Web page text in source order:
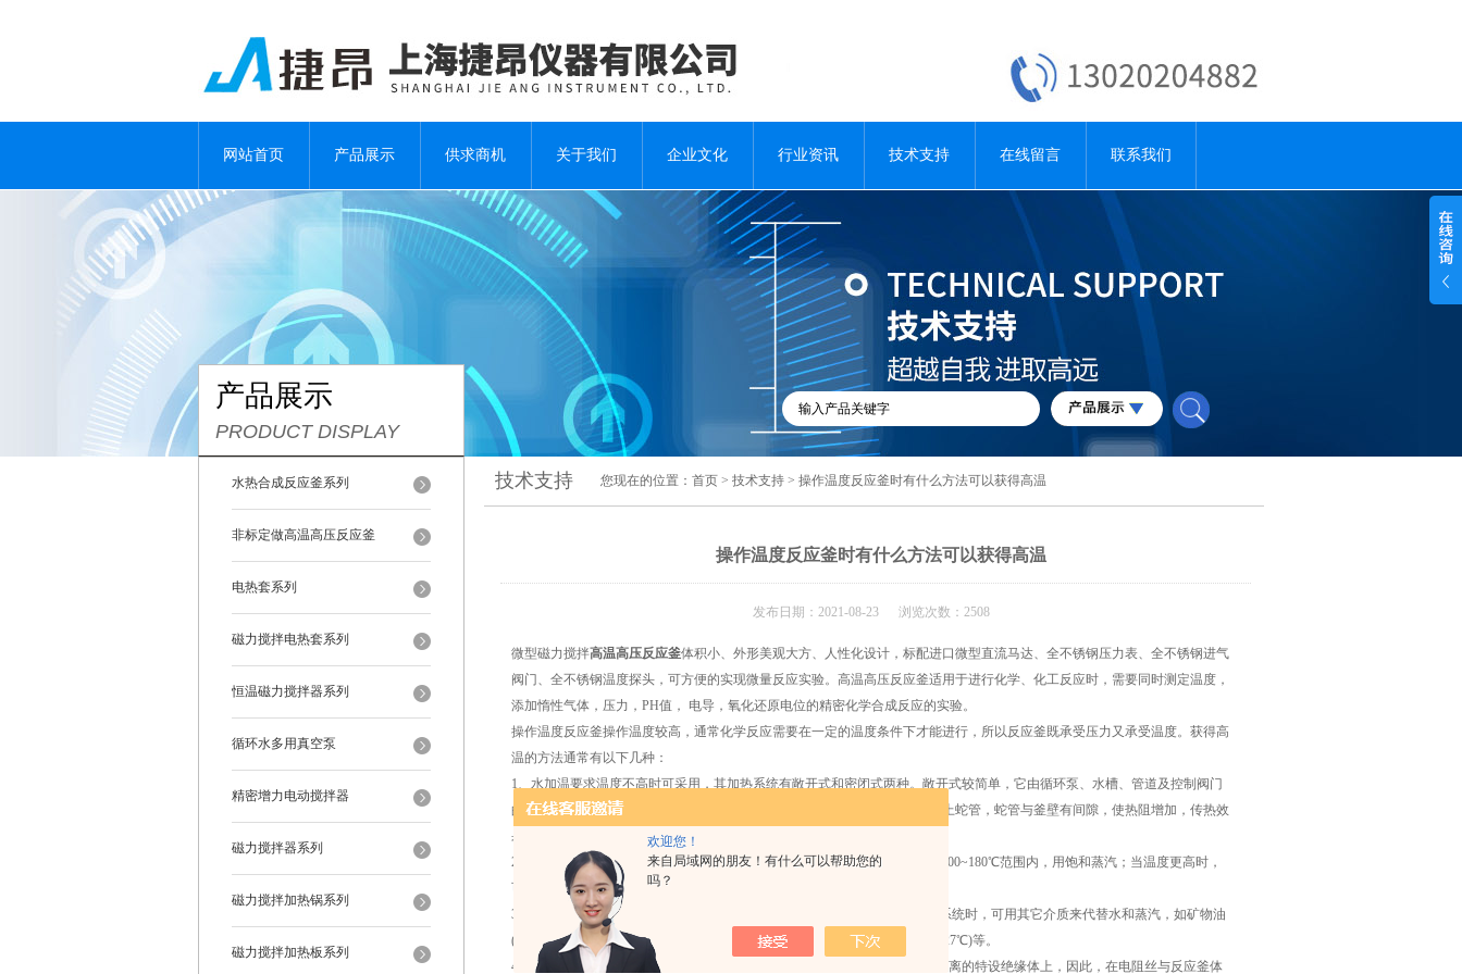
欢迎您！
来自局域网的朋友！有什么可以帮助您的
吗？
网站首页 产品展示 供求商机 关于我们 企业文化 行业资讯 技术支持 在线留言 联系我们
产品展示
PRODUCT DISPLAY
水热合成反应釜系列
非标定做高温高压反应釜
电热套系列
磁力搅拌电热套系列
恒温磁力搅拌器系列
循环水多用真空泵
精密增力电动搅拌器
磁力搅拌器系列
磁力搅拌加热锅系列
磁力搅拌加热板系列
技术支持 您现在的位置： 首页 > 技术支持 > 操作温度反应釜时有什么方法可以获得高温
操作温度反应釜时有什么方法可以获得高温
发布日期：2021-08-23 浏览次数：2508
微型磁力搅拌高温高压反应釜体积小、外形美观大方、人性化设计，标配进口微型直流马达、全不锈钢压力表、全不锈钢进气
阀门、全不锈钢温度探头，可方便的实现微量反应实验。高温高压反应釜适用于进行化学、化工反应时，需要同时测定温度，
添加惰性气体，压力，PH值， 电导，氧化还原电位的精密化学合成反应的实验。
操作温度反应釜操作温度较高，通常化学反应需要在一定的温度条件下才能进行，所以反应釜既承受压力又承受温度。获得高
温的方法通常有以下几种：
1、水加温要求温度不高时可采用，其加热系统有敞开式和密闭式两种。敞开式较简单，它由循环泵、水槽、管道及控制阀门
的调节器所组成，当采用高压水时，设备机械强度要求高，反应釜外表面焊上蛇管，蛇管与釜壁有间隙，使热阻增加，传热效
果降低。
2、蒸汽加热加热温度在100℃以下时，可用一个大气压以下的蒸汽来加热；100~180℃范围内，用饱和蒸汽；当温度更高时，
可采用高压过热蒸汽。
3、 用其它介质加热若工艺要求必须在高温下操作或欲避免采用高压的加热系统时，可用其它介质来代替水和蒸汽，如矿物油
(275～300℃)、联苯醚混合剂(沸点258℃)、熔盐(140～540℃)、液态铅(熔点327℃)等。
4、电加热将电阻丝缠绕在反应釜筒体的绝缘层上，或安装在离反应釜若干距离的特设绝缘体上，因此，在电阻丝与反应釜体